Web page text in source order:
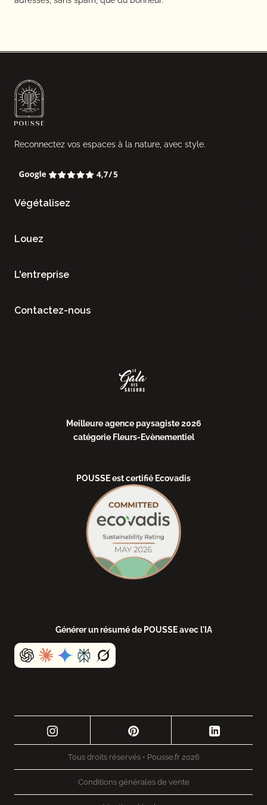
Reconnectez vos espaces à la nature, avec style.
Végétalisez
Louez
L'entreprise
Contactez-nous
Meilleure agence paysagiste 2026
catégorie Fleurs-Evènementiel
POUSSE est certifié Ecovadis
Générer un résumé de POUSSE avec l'IA
Tous droits réservés • Pousse.fr 2026
Conditions générales de vente